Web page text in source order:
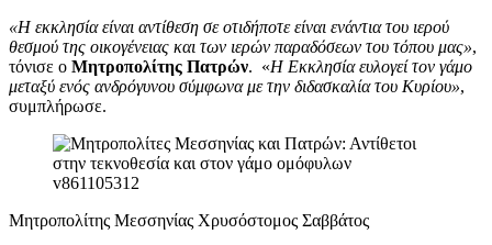
«Η εκκλησία είναι αντίθεση σε οτιδήποτε είναι ενάντια του ιερού
θεσμού της οικογένειας και των ιερών παραδόσεων του τόπου μας»,
τόνισε ο Μητροπολίτης Πατρών. «Η Εκκλησία ευλογεί τον γάμο
μεταξύ ενός ανδρόγυνου σύμφωνα με την διδασκαλία του Κυρίου»,
συμπλήρωσε.
Μητροπολίτης Μεσσηνίας Χρυσόστομος Σαββάτος